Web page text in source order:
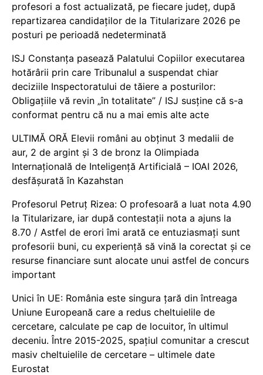
profesori a fost actualizată, pe fiecare județ, după
repartizarea candidaților de la Titularizare 2026 pe
posturi pe perioadă nedeterminată
ISJ Constanța pasează Palatului Copiilor executarea
hotărârii prin care Tribunalul a suspendat chiar
deciziile Inspectoratului de tăiere a posturilor:
Obligațiile vă revin „în totalitate” / ISJ susține că s-a
conformat pentru că nu a mai emis alte acte
ULTIMĂ ORĂ Elevii români au obținut 3 medalii de
aur, 2 de argint și 3 de bronz la Olimpiada
Internațională de Inteligență Artificială – IOAI 2026,
desfășurată în Kazahstan
Profesorul Petruț Rizea: O profesoară a luat nota 4.90
la Titularizare, iar după contestații nota a ajuns la
8.70 / Astfel de erori îmi arată ce entuziasmați sunt
profesorii buni, cu experiență să vină la corectat și ce
resurse financiare sunt alocate unui astfel de concurs
important
Unici în UE: România este singura țară din întreaga
Uniune Europeană care a redus cheltuielile de
cercetare, calculate pe cap de locuitor, în ultimul
deceniu. Între 2015-2025, spațiul comunitar a crescut
masiv cheltuielile de cercetare – ultimele date
Eurostat